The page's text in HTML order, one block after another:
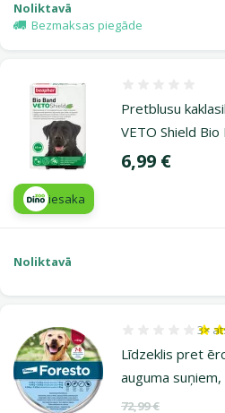
Noliktavā
Bezmaksas piegāde
Pretblusu
VETO Shield
Cena
6,99 €
iesaka
Noliktavā
Līdzeklis pret
auguma suņiem,
Atsauksmes3×
Oriģinālā cena
72,99 €